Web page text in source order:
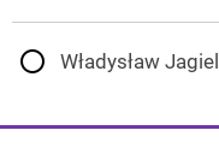
Władysław